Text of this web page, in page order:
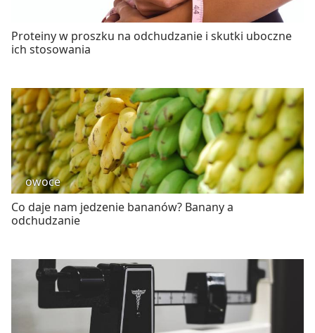
Proteiny w proszku na odchudzanie i skutki uboczne
ich stosowania
owoce
Co daje nam jedzenie bananów? Banany a
odchudzanie